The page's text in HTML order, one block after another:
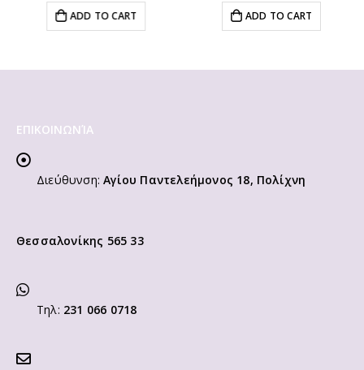
ADD TO CART ADD TO CART
ΕΠΙΚΟΙΝΩΝΊΑ
Διεύθυνση: Αγίου Παντελεήμονος 18, Πολίχνη
Θεσσαλονίκης 565 33
Τηλ: 231 066 0718